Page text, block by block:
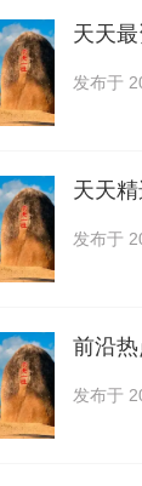
天天
发布于
天天
发布于
前沿
发布于